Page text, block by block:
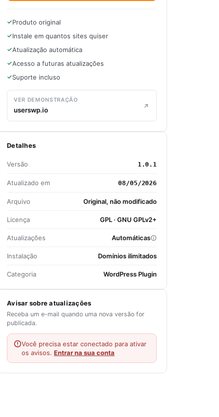
Produto original
Instale em quantos sites quiser
Atualização automática
Acesso a futuras atualizações
Suporte incluso
VER DEMONSTRAÇÃO
userswp.io
Detalhes
Versão 1.0.1
Atualizado em 08/05/2026
Arquivo Original, não modificado
Licença GPL · GNU GPLv2+
Atualizações Automáticas
Instalação Domínios ilimitados
Categoria WordPress Plugin
Avisar sobre atualizações
Receba um e-mail quando uma nova versão for
publicada.
Você precisa estar conectado para ativar
os avisos. Entrar na sua conta